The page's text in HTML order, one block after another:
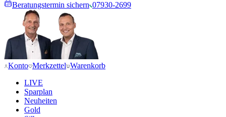
Beratungstermin sichern 07930-2699
Konto Merkzettel Warenkorb
LIVE
Sparplan
Neuheiten
Gold